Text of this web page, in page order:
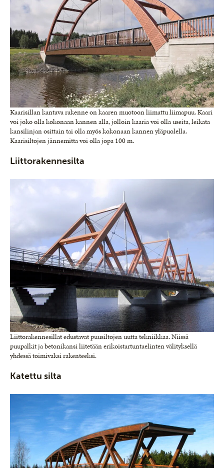
Kaarisillan kantava rakenne on kaaren muo­toon liimattu liimapuu. Kaari
voi joko olla ko­konaan kannen alla, jolloin kaaria voi olla useita, leikata
kansilinjan osittain tai olla myös kokonaan kannen yläpuolella.
Kaarisiltojen jännemitta voi olla jopa 100 m.
Liittorakennesilta
Liittorakennesillat edustavat puusiltojen uut­ta tekniikkaa. Niissä
puupalkit ja betonikansi lii­tetään erikoistartuntaelinten välityksellä
yhdessä toimivaksi rakenteeksi.
Katettu silta